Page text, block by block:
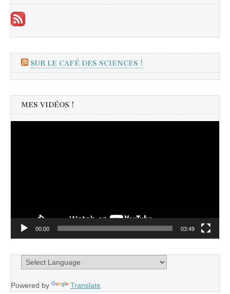
SUR LE CAFÉ DES SCIENCES !
MES VIDÉOS !
00:00 03:49
Powered by Translate